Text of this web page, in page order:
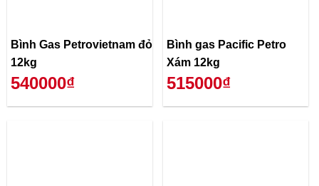
Bình Gas Petrovietnam đỏ
12kg
540000₫
Bình gas Pacific Petro
Xám 12kg
515000₫